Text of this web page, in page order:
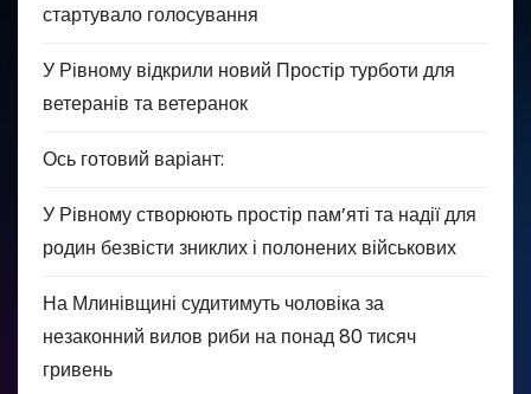
стартувало голосування
У Рівному відкрили новий Простір турботи для
ветеранів та ветеранок
Ось готовий варіант:
У Рівному створюють простір пам’яті та надії для
родин безвісти зниклих і полонених військових
На Млинівщині судитимуть чоловіка за
незаконний вилов риби на понад 80 тисяч
гривень